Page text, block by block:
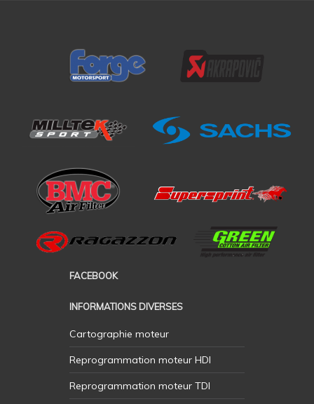
FACEBOOK
INFORMATIONS DIVERSES
Cartographie moteur
Reprogrammation moteur HDI
Reprogrammation moteur TDI